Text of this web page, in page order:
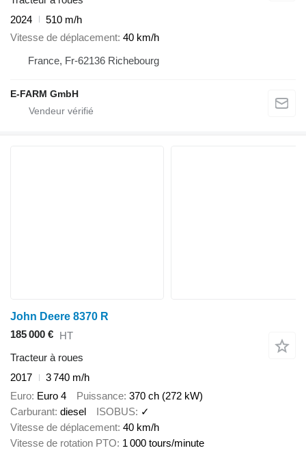
2024
510 m/h
Vitesse de déplacement 40 km/h
France, Fr-62136 Richebourg
E-FARM GmbH
John Deere 8370 R
185 000 € HT
Tracteur à roues
2017
3 740 m/h
Euro Euro 4 Puissance 370 ch (272 kW)
Carburant diesel ISOBUS ✓
Vitesse de déplacement 40 km/h
Vitesse de rotation PTO 1 000 tours/minute